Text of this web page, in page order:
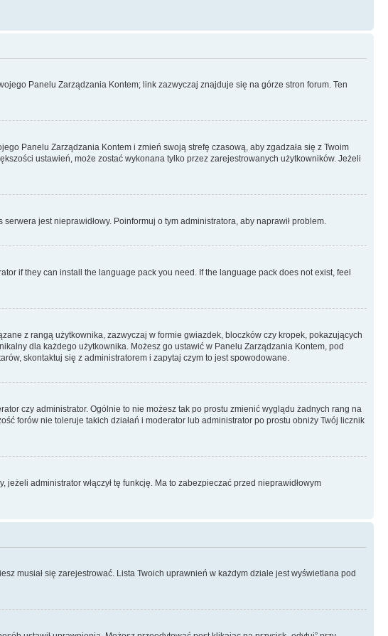
Panelu Zarządzania Kontem; link zazwyczaj znajduje się na górze stron forum. Ten
Panelu Zarządzania Kontem i zmień swoją strefę czasową, aby zgadzała się z Twoim
ustawień, może zostać wykonana tylko przez zarejestrowanych użytkowników. Jeżeli
jest nieprawidłowy. Poinformuj o tym administratora, aby naprawił problem.
if they can install the language pack you need. If the language pack does not exist, feel
z rangą użytkownika, zazwyczaj w formie gwiazdek, bloczków czy kropek, pokazujących
dla każdego użytkownika. Możesz go ustawić w Panelu Zarządzania Kontem, pod
skontaktuj się z administratorem i zapytaj czym to jest spowodowane.
czy administrator. Ogólnie to nie możesz tak po prostu zmienić wyglądu żadnych rang na
forów nie toleruje takich działań i moderator lub administrator po prostu obniży Twój licznik
administrator włączył tę funkcję. Ma to zabezpieczać przed nieprawidłowym
musiał się zarejestrować. Lista Twoich uprawnień w każdym dziale jest wyświetlana pod